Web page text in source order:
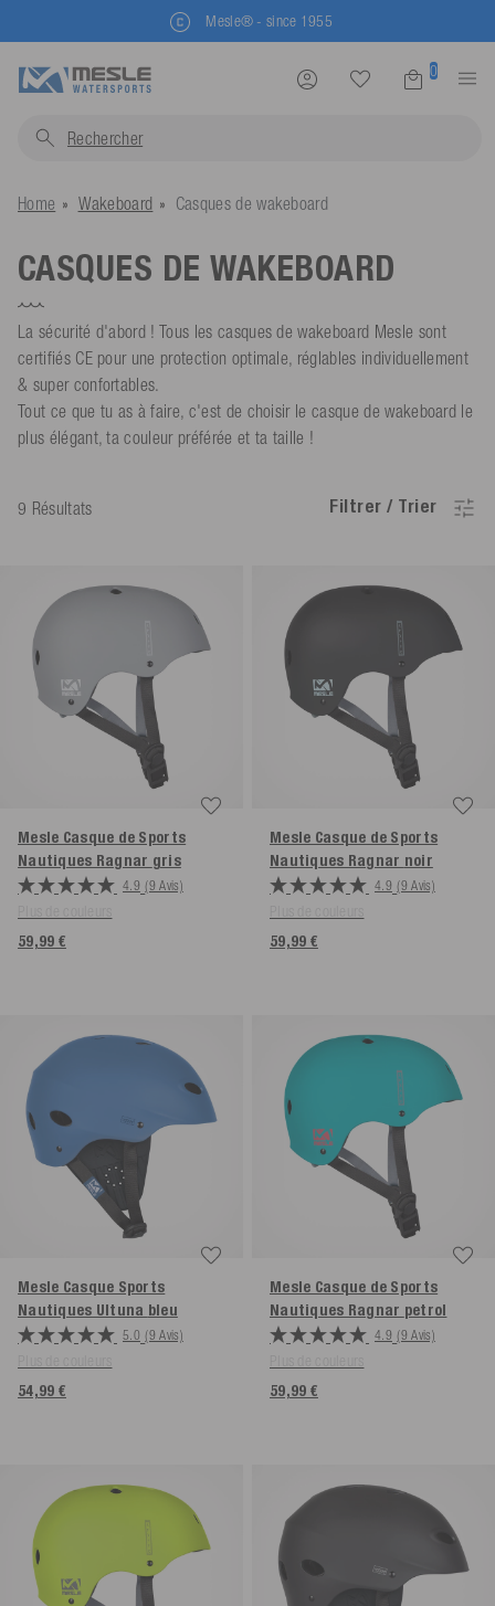
Mesle® - since 1955
0
Rechercher
Home Wakeboard Casques de wakeboard
CASQUES DE WAKEBOARD
La sécurité d'abord ! Tous les casques de wakeboard Mesle sont
certifiés CE pour une protection optimale, réglables individuellement
& super confortables.
Tout ce que tu as à faire, c'est de choisir le casque de wakeboard le
plus élégant, ta couleur préférée et ta taille !
9 Résultats Filtrer / Trier
Mesle Casque de Sports
Nautiques Ragnar gris
4.9 (9 Avis)
59,99 €
Mesle Casque de Sports
Nautiques Ragnar noir
4.9 (9 Avis)
59,99 €
Mesle Casque Sports
Nautiques Ultuna bleu
5.0 (9 Avis)
54,99 €
Mesle Casque de Sports
Nautiques Ragnar petrol
4.9 (9 Avis)
59,99 €